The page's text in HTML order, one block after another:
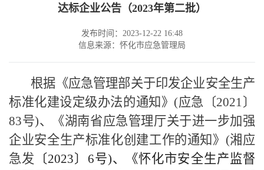
达标企业公告（2023年第二批）
发布时间：2023-12-22 16:48
信息来源：怀化市应急管理局
根据《应急管理部关于印发企业安全生产
标准化建设定级办法的通知》 (应急〔2021〕
83号)、《湖南省应急管理厅关于进一步加强
企业安全生产标准化创建工作的通知》 (湘应
急发 〔2023〕 6号)、《怀化市安全生产监督